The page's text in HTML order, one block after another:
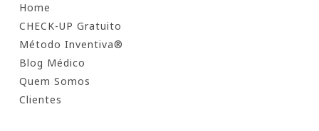
Home
CHECK-UP Gratuito
Método Inventiva®
Blog Médico
Quem Somos
Clientes